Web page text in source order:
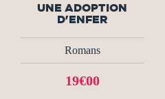
UNE ADOPTION
D'ENFER
Romans
19€00